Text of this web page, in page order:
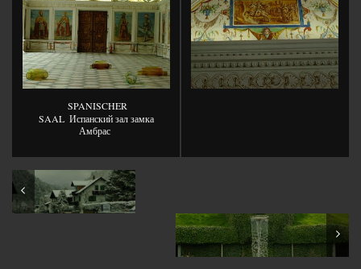
SPANISCHER
SAAL Испанский зал замка
Амбрас
Ettal & Oberau
Swarovski Kristallwelten